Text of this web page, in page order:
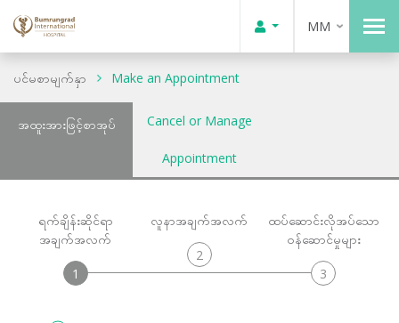
MM
ပင်မစာမျက်နှာ Make an Appointment
အထူးအားဖြင့်စာအုပ် Cancel or Manage
Appointment
ရက်ချိန်းဆိုင်ရာ
အချက်အလက်
1
လူနာအချက်အလက်
2
ထပ်ဆောင်းလိုအပ်သော
ဝန်ဆောင်မှုများ
3